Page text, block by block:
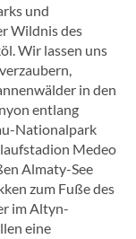
und
Wildnis des
Wir lassen uns
in den
entlang
Nationalpark
Medeo
Almaty-See
zum Fuße des
im Altyn-
eine